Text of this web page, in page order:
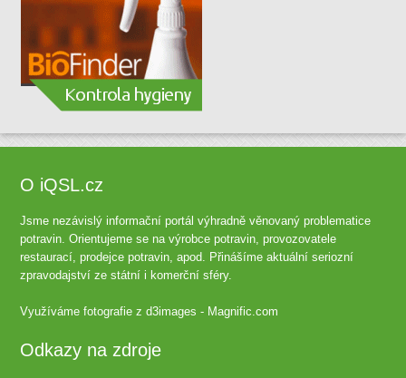
O iQSL.cz
Jsme nezávislý informační portál výhradně věnovaný problematice
potravin. Orientujeme se na výrobce potravin, provozovatele
restaurací, prodejce potravin, apod. Přinášíme aktuální seriozní
zpravodajství ze státní i komerční sféry.
Využíváme fotografie zd3images - Magnific.com
Odkazy na zdroje